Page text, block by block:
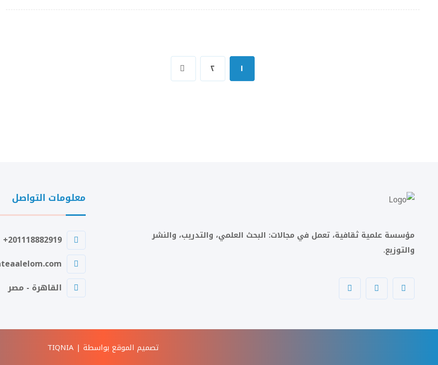
١ ٢
مؤسسة علمية ثقافية، تعمل في مجالات: البحث العلمي، والتدريب، والنشر
والتوزيع.
معلومات التواصل
201118882919+
القاهرة - مصر
تصميم الموقع بواسطة | TIQNIA